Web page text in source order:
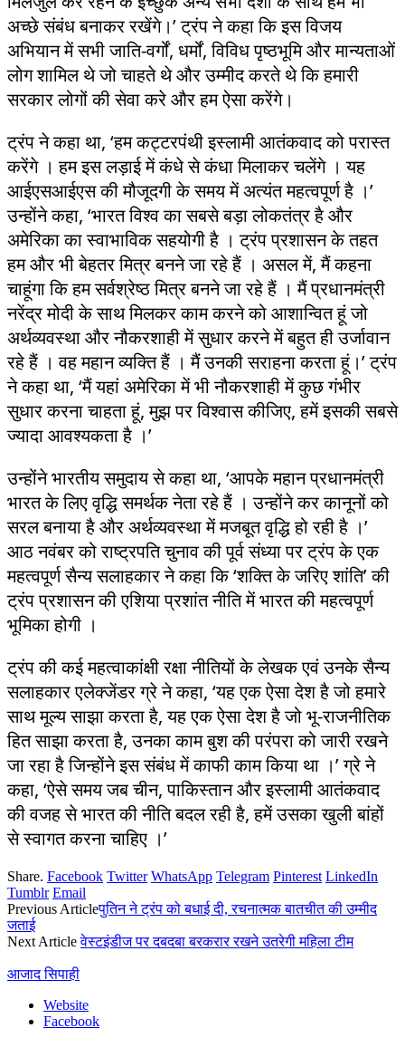
अच्छे संबंध बनाकर रखेंगे।’ ट्रंप ने कहा कि इस विजय
अभियान में सभी जाति-वर्गों, धर्मों, विविध पृष्ठभूमि और मान्यताओं
लोग शामिल थे जो चाहते थे और उम्मीद करते थे कि हमारी
सरकार लोगों की सेवा करे और हम ऐसा करेंगे।
ट्रंप ने कहा था, ‘हम कट्टरपंथी इस्लामी आतंकवाद को परास्त
करेंगे । हम इस लड़ाई में कंधे से कंधा मिलाकर चलेंगे । यह
आईएसआईएस की मौजूदगी के समय में अत्यंत महत्वपूर्ण है ।’
उन्होंने कहा, ‘भारत विश्व का सबसे बड़ा लोकतंत्र है और
अमेरिका का स्वाभाविक सहयोगी है । ट्रंप प्रशासन के तहत
हम और भी बेहतर मित्र बनने जा रहे हैं । असल में, मैं कहना
चाहूंगा कि हम सर्वश्रेष्ठ मित्र बनने जा रहे हैं । मैं प्रधानमंत्री
नरेंद्र मोदी के साथ मिलकर काम करने को आशान्वित हूं जो
अर्थव्यवस्था और नौकरशाही में सुधार करने में बहुत ही उर्जावान
रहे हैं । वह महान व्यक्ति हैं । मैं उनकी सराहना करता हूं।’ ट्रंप
ने कहा था, ‘मैं यहां अमेरिका में भी नौकरशाही में कुछ गंभीर
सुधार करना चाहता हूं, मुझ पर विश्वास कीजिए, हमें इसकी सबसे
ज्यादा आवश्यकता है ।’
उन्होंने भारतीय समुदाय से कहा था, ‘आपके महान प्रधानमंत्री
भारत के लिए वृद्धि समर्थक नेता रहे हैं । उन्होंने कर कानूनों को
सरल बनाया है और अर्थव्यवस्था में मजबूत वृद्धि हो रही है ।’
आठ नवंबर को राष्ट्रपति चुनाव की पूर्व संध्या पर ट्रंप के एक
महत्वपूर्ण सैन्य सलाहकार ने कहा कि ‘शक्ति के जरिए शांति’ की
ट्रंप प्रशासन की एशिया प्रशांत नीति में भारत की महत्वपूर्ण
भूमिका होगी ।
ट्रंप की कई महत्वाकांक्षी रक्षा नीतियों के लेखक एवं उनके सैन्य
सलाहकार एलेक्जेंडर ग्रे ने कहा, ‘यह एक ऐसा देश है जो हमारे
साथ मूल्य साझा करता है, यह एक ऐसा देश है जो भू-राजनीतिक
हित साझा करता है, उनका काम बुश की परंपरा को जारी रखने
जा रहा है जिन्होंने इस संबंध में काफी काम किया था ।’ ग्रे ने
कहा, ‘ऐसे समय जब चीन, पाकिस्तान और इस्लामी आतंकवाद
की वजह से भारत की नीति बदल रही है, हमें उसका खुली बांहों
से स्वागत करना चाहिए ।’
Share. Facebook Twitter WhatsApp Telegram Pinterest LinkedIn
Tumblr Email
Previous Articleपुतिन ने ट्रंप को बधाई दी, रचनात्मक बातचीत की उम्मीद
जताई
Next Articleवेस्टइंडीज पर दबदबा बरकरार रखने उतरेगी महिला टीम
आजाद सिपाही
Website
Facebook